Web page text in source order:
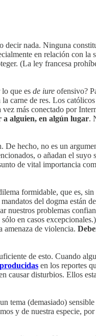
nada. Ninguna
en relación con la
(La ley francesa
que es de iure ofensivo?
carne de res. Los
más conectado por
a alguien, en algún lugar.
hecho, no es un
o añadan el suyo
de vital importancia
formidable, que es,
del dogma están
problemas
en casos
amenaza de violencia.
de esto. Cuando
en los reportes
causar disturbios. Ellos
tema (demasiado)
y de nuestra especie,